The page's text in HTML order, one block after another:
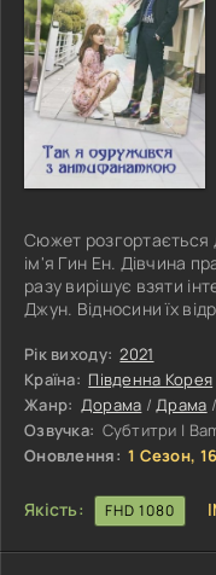
Сюжет розгортається
ім'я Гин Ен. Дівчина
разу вирішує взяти
Джун. Відносини їх
закінчується
Звичайно, Гин Ен у
хлопця. Однак доля
неформальній
доведеться
Рік виходу: 2021
Країна: Південна Корея
Жанр: Дорама /Драма /
Озвучка: Субтитри |
Оновлення: 1 Сезон,
Якість: FHD 1080